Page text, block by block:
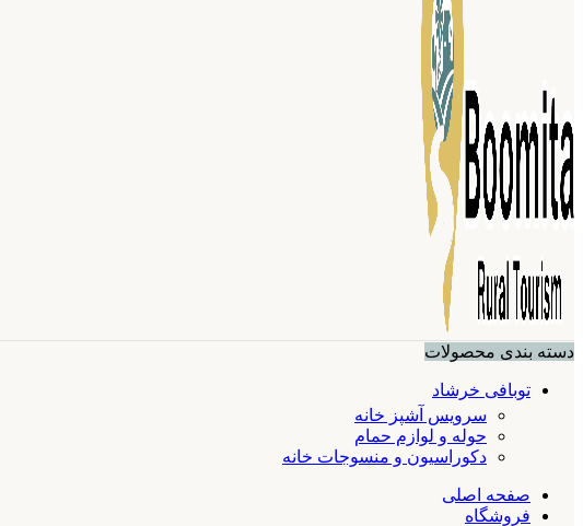
دسته بندی محصولات
توبافی خرشاد
سرویس آشپز خانه
حوله و لوازم حمام
دکوراسیون و منسوجات خانه
صفحه اصلی
فروشگاه